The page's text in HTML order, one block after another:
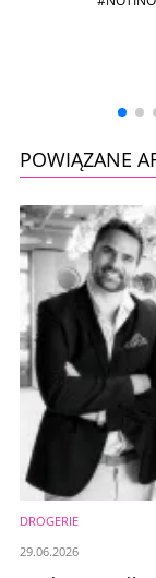
POWIĄZANE
DROGERIE
29.06.2026